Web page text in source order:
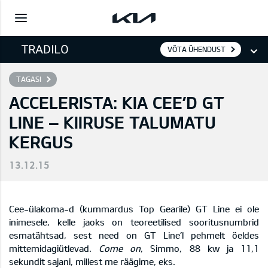
VÕTA ÜHENDUST
TAGASI
ACCELERISTA: KIA CEE’D GT
LINE – KIIRUSE TALUMATU
KERGUS
13.12.15
Cee-ülakoma-d (kummardus Top Gearile) GT Line ei ole
inimesele, kelle jaoks on teoreetilised sooritusnumbrid
esmatähtsad, sest need on GT Line’l pehmelt öeldes
mittemidagiütlevad. Come on, Simmo, 88 kw ja 11,1
sekundit sajani, millest me räägime, eks.